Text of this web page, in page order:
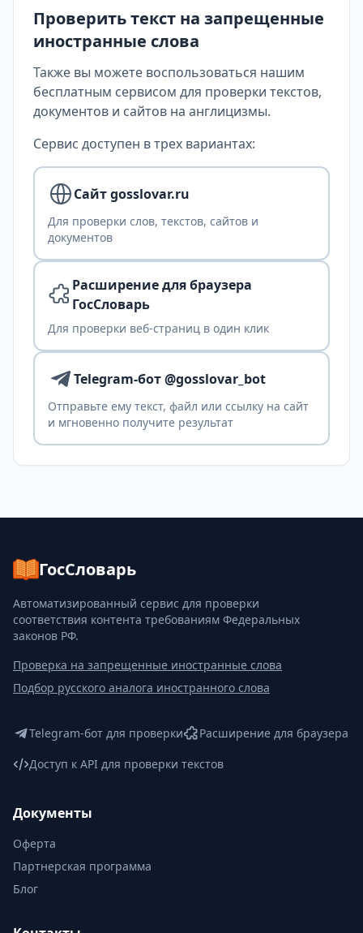
Проверить текст на запрещенные
иностранные слова
Также вы можете воспользоваться нашим
бесплатным сервисом для проверки текстов,
документов и сайтов на англицизмы.
Сервис доступен в трех вариантах:
Сайт gosslovar.ru
Для проверки слов, текстов, сайтов и
документов
Расширение для браузера
ГосСловарь
Для проверки веб-страниц в один клик
Telegram-бот @gosslovar_bot
Отправьте ему текст, файл или ссылку на сайт
и мгновенно получите результат
ГосСловарь
Автоматизированный сервис для проверки
соответствия контента требованиям Федеральных
законов РФ.
Проверка на запрещенные иностранные слова
Подбор русского аналога иностранного слова
Telegram-бот для проверки
Расширение для браузера
Доступ к API для проверки текстов
Документы
Оферта
Партнерская программа
Блог